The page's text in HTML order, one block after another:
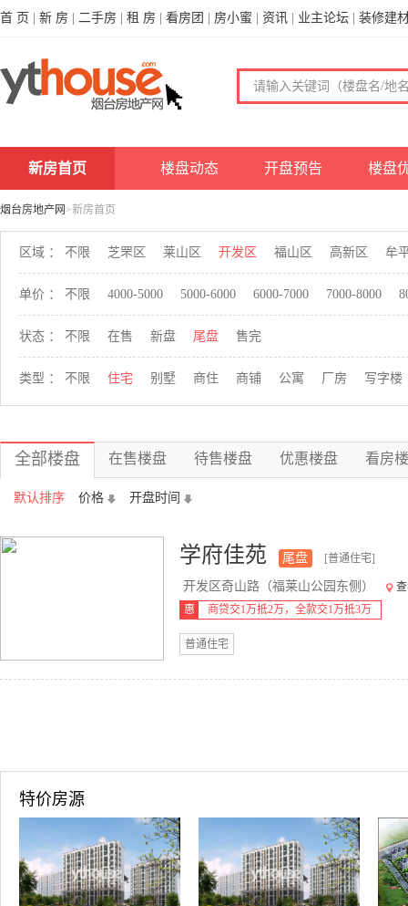
首 页 新 房 二手房 租 房 看房团 房小蜜 资讯 业主论坛 装修建
新房首页 楼盘动态 开盘预告 楼盘
烟台房地产网 >新房首页
区域 ： 不限 芝罘区 莱山区 开发区 福山区 高新区 牟
单价 ： 不限 4000-5000 5000-6000 6000-7000 7000-8000
状态 ： 不限 在售 新盘 尾盘 售完
类型 ： 不限 住宅 别墅 商住 商铺 公寓 厂房 写字楼
全部楼盘 在售楼盘 待售楼盘 优惠楼盘 看房
默认排序 价格 开盘时间
学府佳苑 尾盘 [普通住宅]
开发区奇山路（福莱山公园东侧）
惠
商贷交1万抵2万，全款交1万抵3万
普通住宅
特价房源